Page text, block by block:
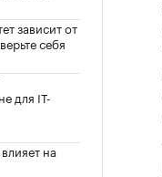
зависит от
себя
для IT-
на